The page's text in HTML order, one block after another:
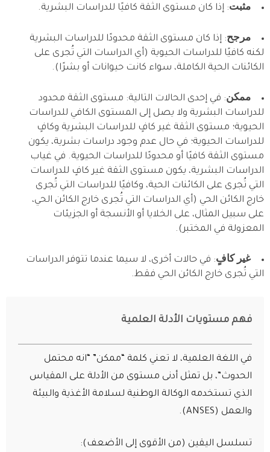
مثبت: إذا كان مستوى الثقة كافيًا للدراسات البشرية.
مرجح: إذا كان مستوى الثقة محدودًا للدراسات البشرية
لكنه كافيًا للدراسات الحيوية (أي الدراسات التي تُجرى على
الكائنات الحية الكاملة، سواء كانت حيوانات أو بشرًا).
ممكن: في إحدى الحالات التالية: مستوى الثقة محدود
للدراسات البشرية ولا يصل إلى المستوى الكافي للدراسات
الحيوية؛ مستوى الثقة غير كافٍ للدراسات البشرية وكافٍ
للدراسات الحيوية؛ في حال عدم وجود دراسات بشرية، يكون
مستوى الثقة كافيًا أو محدودًا للدراسات الحيوية. في غياب
الدراسات البشرية، يكون مستوى الثقة غير كافٍ للدراسات
التي تُجرى على الكائنات الحية، وكافيًا للدراسات التي تُجرى
خارج الكائن الحي (أي الدراسات التي تُجرى خارج الكائن الحي،
على سبيل المثال، على الخلايا أو الأنسجة أو الجزيئات
المعزولة في المختبر).
غير كافٍ: في حالات أخرى، لا سيما عندما تتوفر الدراسات
التي تُجرى خارج الكائن الحي فقط.
فهم مستويات الأدلة العلمية
في اللغة العلمية، لا تعني كلمة “ممكن” “انه محتمل
الحدوث”، بل تمثل أدنى مستوى من الأدلة على المقياس
الذي تستخدمه الوكالة الوطنية لسلامة الأغذية والبيئة
والعمل (ANSES).
تسلسل اليقين (من الأقوى إلى الأضعف):